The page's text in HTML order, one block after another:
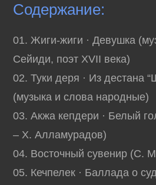
Содержание:
01. Жиги-жиги · Девушка
Сейиди, поэт XVII века)
02. Туки деря · Из дестана
(музыка и слова народные)
03. Акжа кепдери · Белый
– Х. Алламурадов)
04. Восточный сувенир (С.
05. Кечпелек · Баллада о